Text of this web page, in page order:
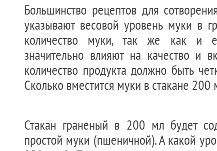
Большинство рецептов для
указывают весовой уровень муки в
количество муки, так же как и ее
значительно влияют на качество и
количество продукта должно быть
Сколько вместится муки в стакане 200
Стакан граненый в 200 мл будет
простой муки (пшеничной). А какой